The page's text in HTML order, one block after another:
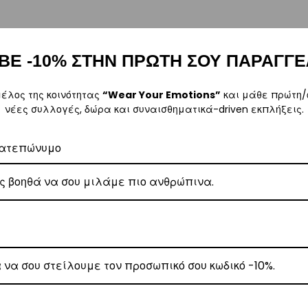
αναλάβει την παράδοσή σας.
ημέρες.
την παράδοσή σας.
ημέρες.
ημέρες.
-10% ΣΤΗΝ ΠΡΩΤΗ ΣΟΥ
της κοινότητας “Wear Your Emotions” και μάθε πρώτη/
νέες συλλογές, δώρα και συναισθηματικά-driven εκπλήξεις.